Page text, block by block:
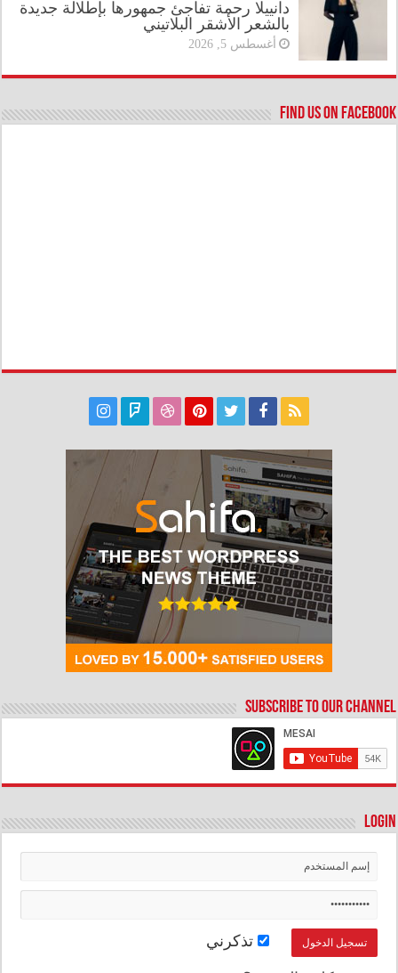
دانييلا رحمة تفاجئ جمهورها بإطلالة جديدة
بالشعر الأشقر البلاتيني
أغسطس 5, 2026
Find us on Facebook
Subscribe to our Channel
Login
تذكرني